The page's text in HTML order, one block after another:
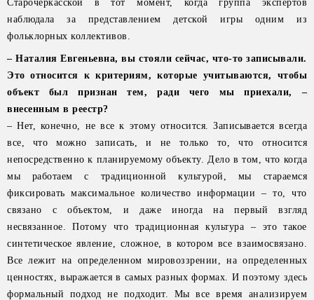
Старочеркасской в тот момент, когда группа экспертов
наблюдала за представлением детской игры одним из
фольклорных коллективов.
– Наталия Евгеньевна, вы стояли сейчас, что-то записывали.
Это относится к критериям, которые учитываются, чтобы
объект был признан тем, ради чего мы приехали, –
внесенным в реестр?
– Нет, конечно, не все к этому относится. Записывается всегда
все, что можно записать, и не только то, что относится
непосредственно к планируемому объекту. Дело в том, что когда
мы работаем с традиционной культурой, мы стараемся
фиксировать максимальное количество информации – то, что
связано с объектом, и даже иногда на первый взгляд
несвязанное. Потому что традиционная культура – это такое
синтетическое явление, сложное, в котором все взаимосвязано.
Все лежит на определенном мировоззрении, на определенных
ценностях, выражается в самых разных формах. И поэтому здесь
формальный подход не подходит. Мы все время анализируем